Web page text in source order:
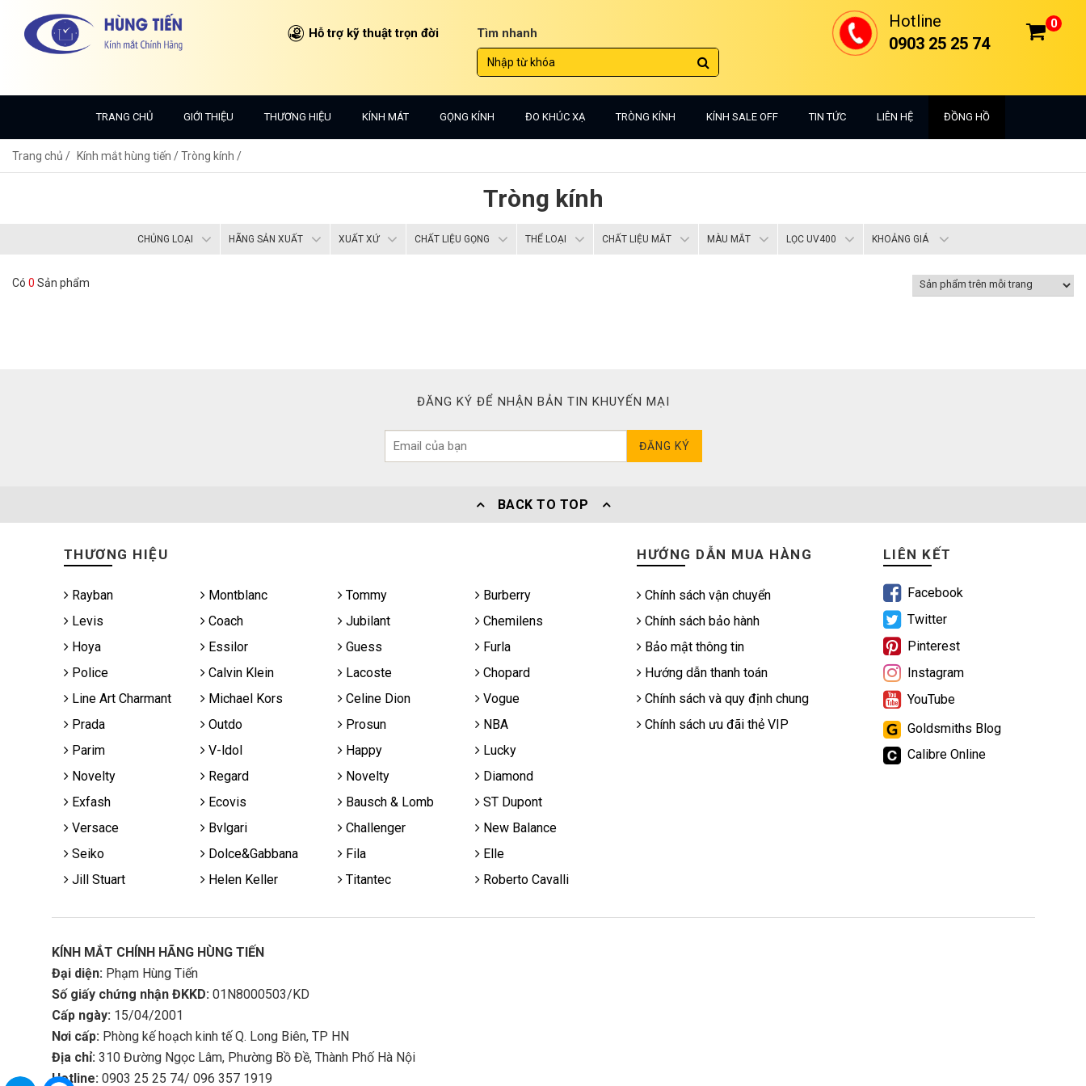
Hỗ trợ kỹ thuật trọn đời Tìm nhanh
0
Hotline
0903 25 25 74
TRANG CHỦ GIỚI THIỆU THƯƠNG HIỆU KÍNH MÁT GỌNG KÍNH ĐO KHÚC XẠ TRÒNG KÍNH KÍNH SALE OFF TIN TỨC LIÊN HỆ ĐỒNG HỒ
Trang chủ Kính mắt hùng tiến /Tròng kính /
Tròng kính
CHỦNG LOẠI HÃNG SẢN XUẤT XUẤT XỨ CHẤT LIỆU GỌNG THỂ LOẠI CHẤT LIỆU MẮT MÀU MẮT LỌC UV400 KHOẢNG GIÁ
Có 0 Sản phẩm
ĐĂNG KÝ ĐỂ NHẬN BẢN TIN KHUYẾN MẠI
ĐĂNG KÝ
BACK TO TOP
THƯƠNG HIỆU
Rayban Montblanc Tommy
Burberry
Levis
Coach Jubilant
Chemilens
Hoya
Essilor Guess
Furla
Police
Calvin Klein Lacoste
Chopard
Line Art Charmant
Michael Kors Celine Dion
Vogue
Prada
Outdo Prosun
NBA
Parim
V-ldol Happy
Lucky
Novelty
Regard Novelty
Diamond
Exfash
Ecovis Bausch & Lomb
ST Dupont
Versace
Bvlgari Challenger
New Balance
Seiko
Dolce&Gabbana Fila
Elle
Jill Stuart
Helen Keller Titantec Roberto Cavalli
HƯỚNG DẪN MUA HÀNG
Chính sách vận chuyển
Chính sách bảo hành
Bảo mật thông tin
Hướng dẫn thanh toán
Chính sách và quy định chung
Chính sách ưu đãi thẻ VIP
LIÊN KẾT
Facebook
Twitter
Pinterest
Instagram
YouTube
Goldsmiths Blog
Calibre Online
KÍNH MẮT CHÍNH HÃNG HÙNG TIẾN
Đại diện:Phạm Hùng Tiến
Số giấy chứng nhận ĐKKD: 01N8000503/KD
Cấp ngày:15/04/2001
Nơi cấp: Phòng kế hoạch kinh tế Q. Long Biên, TP HN
Địa chỉ:310 Đường Ngọc Lâm, Phường Bồ Đề, Thành Phố Hà Nội
Hotline:0903 25 25 74/ 096 357 1919